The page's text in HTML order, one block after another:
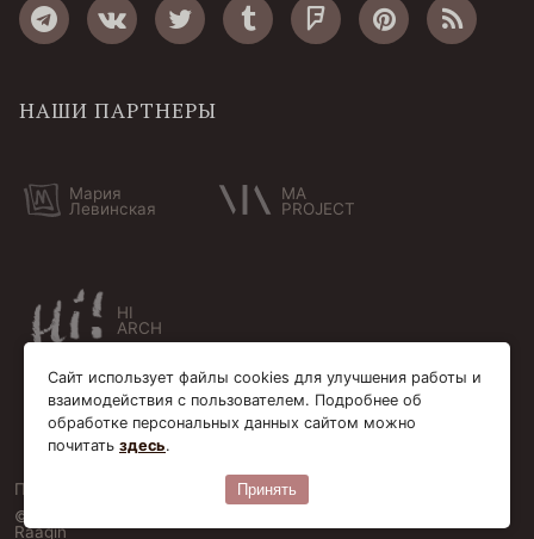
НАШИ ПАРТНЕРЫ
Мария
Левинская
MA
PROJECT
HI
ARCH
Пользовательское соглашение
Cookie-файлы
© Bersoantik 2013-2026. Все права соблюдены. Сделано в
Raagin
Сайт использует файлы cookies для улучшения работы и
взаимодействия с пользователем. Подробнее об
обработке персональных данных сайтом можно
почитать здесь.
Принять